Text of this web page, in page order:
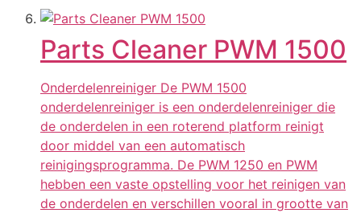
Parts Cleaner PWM 1500
Onderdelenreiniger De PWM 1500
onderdelenreiniger is een onderdelenreiniger die
de onderdelen in een roterend platform reinigt
door middel van een automatisch
reinigingsprogramma. De PWM 1250 en PWM
hebben een vaste opstelling voor het reinigen van
de onderdelen en verschillen vooral in grootte van